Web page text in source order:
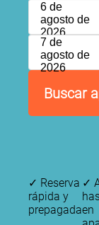
6 de
agosto de
2026
7 de
agosto de
2026
Buscar
✓ Reserva
rápida y
prepagada
✓
en